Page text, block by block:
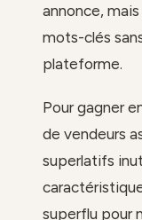
annonce,
mots-clés
plateforme.
Pour gagner
de vendeurs
superlatifs
superflu pour